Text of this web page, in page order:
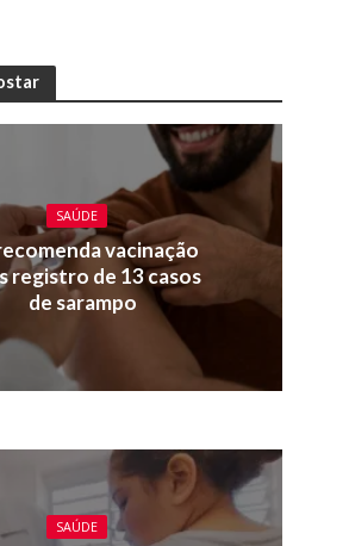
SAÚDE
vacinação
registro de 13 casos
de sarampo
SAÚDE